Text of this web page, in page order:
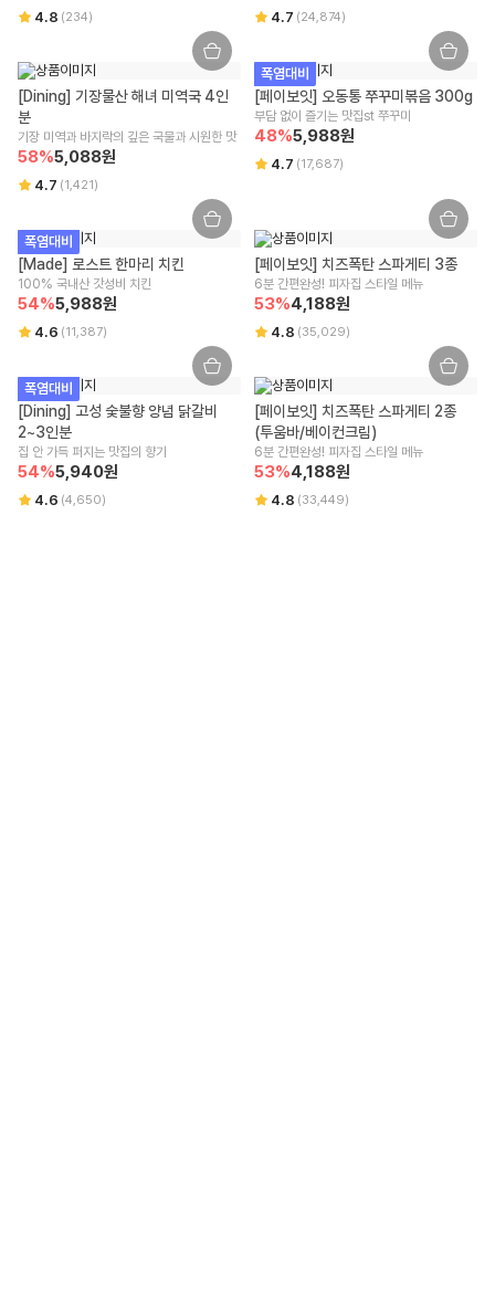
부담입니다.
단, 회수된 상품 상태에 따라 교환/반품 가능 여부가 달라질 수 있는 점 양
해 부탁드립니다.
구매 시 선택한 옵션과 수량 또는 프로모션 적용 여부에 따라 교환/반품 배
교환/반품(왕복) 배송비 : 8,000원
제주/도서산간 지역은 추가 운임이 발생할 수 있습니다.
주문/결제 취소 안내
주문 취소
주문 상태와 주문 마감 시간에 따라 취소 가능 여부가 달라지며, [배송준비
중] 상태에서는 상품 포장 및 출고 작업이 진행 중이므로 취소가 어려운 점
양해 부탁드립니다.
주문 후 부분 취소/옵션/수량 변경은 어려우며 전체 취소 후 재주문이 필요
결제 승인 취소 시 주문 금액으로 환불이 진행되며, 3영업일 내 결제사에
반영됩니다.
사용하신 적립금과 쿠폰의 복원은 적용된 혜택 조건에 따라 상이할 수 있
습니다.
환불은 결제사 정책에 따르며, 자세한 환불 사항은 결제사에 문의 부탁드
립니다.
4.8 (234) 4.7 (24,874)
[Dining] 기장물산 해녀 미역국 4인
분
기장 미역과 바지락의 깊은 국물과 시원한 맛
58%5,088원
4.7 (1,421)
폭염대비
[페이보잇] 오동통 쭈꾸미볶음 300g
부담 없이 즐기는 맛집st 쭈꾸미
48%5,988원
4.7 (17,687)
폭염대비
[Made] 로스트 한마리 치킨
100% 국내산 갓성비 치킨
54%5,988원
4.6 (11,387)
[페이보잇] 치즈폭탄 스파게티 3종
6분 간편완성! 피자집 스타일 메뉴
53%4,188원
4.8 (35,029)
폭염대비
[Dining] 고성 숯불향 양념 닭갈비
2~3인분
집 안 가득 퍼지는 맛집의 향기
54%5,940원
4.6 (4,650)
[페이보잇] 치즈폭탄 스파게티 2종
(투움바/베이컨크림)
6분 간편완성! 피자집 스타일 메뉴
53%4,188원
4.8 (33,449)